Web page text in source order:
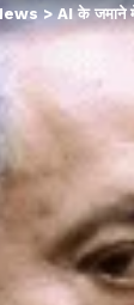
>AI के जमाने